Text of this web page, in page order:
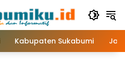
Kabupaten Sukabumi